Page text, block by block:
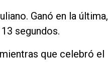
Ganó en la última,
segundos.
que celebró el